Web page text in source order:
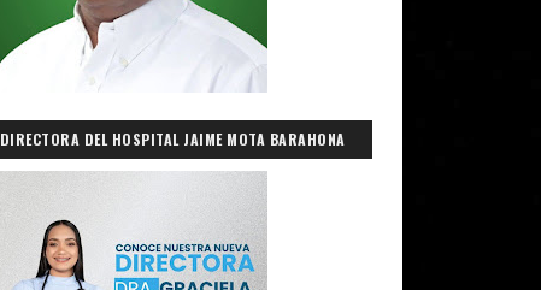
DIRECTORA DEL HOSPITAL JAIME MOTA BARAHONA